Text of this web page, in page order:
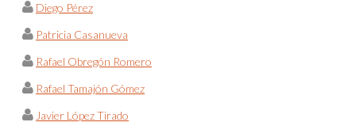
Diego Pérez
Patricia Casanueva
Rafael Obregón Romero
Rafael Tamajón Gómez
Javier López Tirado